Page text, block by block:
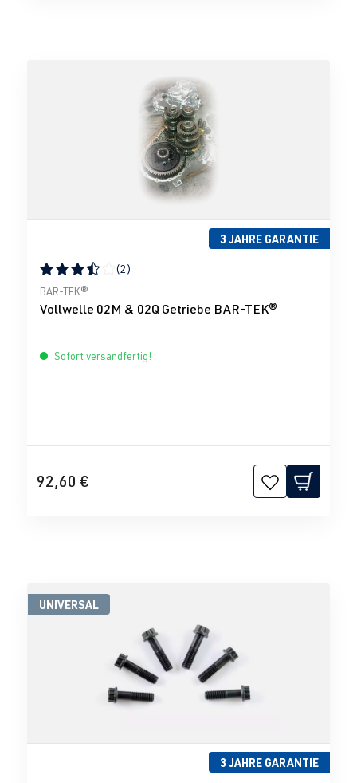
3 JAHRE GARANTIE
Durchschnittliche Bewertung von 3.5 von 5 Sternen
(2)
BAR-TEK®
Vollwelle 02M & 02Q Getriebe BAR-TEK®
Sofort versandfertig!
92,60 €
UNIVERSAL
3 JAHRE GARANTIE